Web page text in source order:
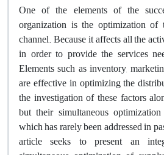
One of the elements of the
organization is the optimization of
channel. Because it affects all the
in order to provide the services
Elements such as inventory,
are effective in optimizing the
the investigation of these factors
but their simultaneous
which has rarely been addressed in
article seeks to present an